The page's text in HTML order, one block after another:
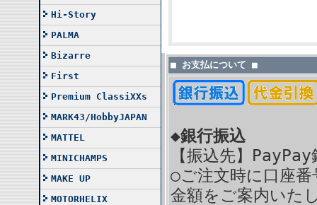
Hi-Story
PALMA
Bizarre
First
Premium ClassiXXs
MARK43/HobbyJAPAN
MATTEL
MINICHAMPS
MAKE UP
MOTORHELIX
■ お支払について ■
◆銀行振込
【振込先】
○ご注文時に口座番
金額をご案内いた